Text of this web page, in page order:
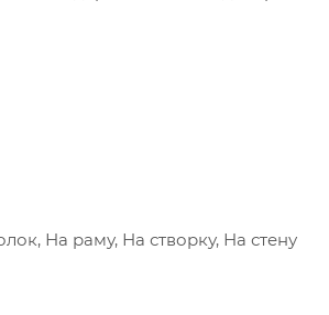
На раму, На створку, На стену